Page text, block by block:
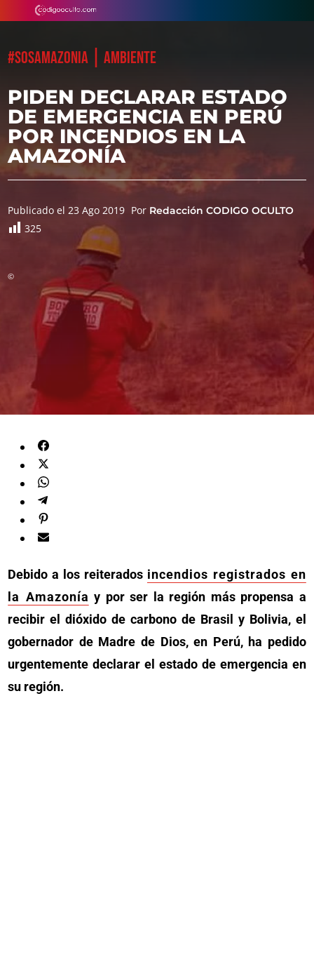
#SOSAMAZONIA |AMBIENTE
PIDEN DECLARAR ESTADO
DE EMERGENCIA EN PERÚ
POR INCENDIOS EN LA
AMAZONÍA
Publicado el 23 Ago 2019 Por Redacción CODIGO OCULTO
325
©
Debido a los reiterados incendios registrados en
la Amazonía y por ser la región más propensa a
recibir el dióxido de carbono de Brasil y Bolivia, el
gobernador de Madre de Dios, en Perú, ha pedido
urgentemente declarar el estado de emergencia en
su región.